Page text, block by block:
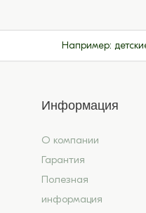
Например:
Информация
О компании
Гарантия
Полезная
информация